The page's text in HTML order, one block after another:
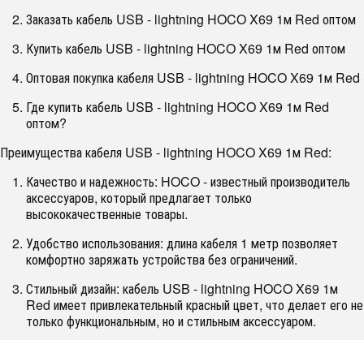
Заказать кабель USB - lightning HOCO X69 1м Red оптом
Купить кабель USB - lightning HOCO X69 1м Red оптом
Оптовая покупка кабеля USB - lightning HOCO X69 1м Red
Где купить кабель USB - lightning HOCO X69 1м Red
оптом?
Преимущества кабеля USB - lightning HOCO X69 1м Red:
Качество и надежность: HOCO - известный производитель
аксессуаров, который предлагает только
высококачественные товары.
Удобство использования: длина кабеля 1 метр позволяет
комфортно заряжать устройства без ограничений.
Стильный дизайн: кабель USB - lightning HOCO X69 1м
Red имеет привлекательный красный цвет, что делает его не
только функциональным, но и стильным аксессуаром.